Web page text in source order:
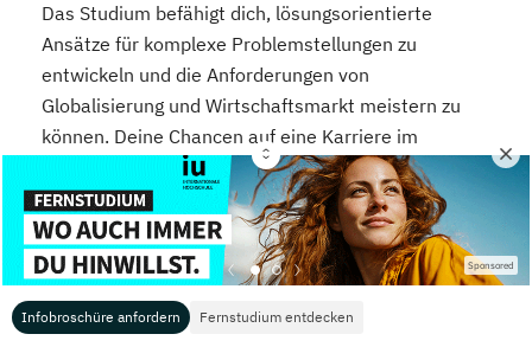
Infobroschüre anfordern Fernstudium entdecken
Sponsored
Das Studium befähigt dich, lösungsorientierte
Ansätze für komplexe Problemstellungen zu
entwickeln und die Anforderungen von
Globalisierung und Wirtschaftsmarkt meistern zu
können. Deine Chancen auf eine Karriere im
Mittelstand sind sehr gut, denn das Studium
qualifiziert dich zum gefragten Experten auf diesem
Gebiet.Die Berufswelt in vielseitig und du bist
universell einsetzbar.
Mögliche Arbeitsfelder und Einsatzgebiete sind: